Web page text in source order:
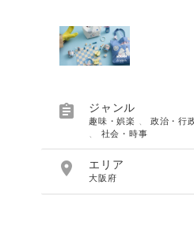
 ジャンル
趣味・娯楽 政治・行
社会・時事
 エリア
大阪府